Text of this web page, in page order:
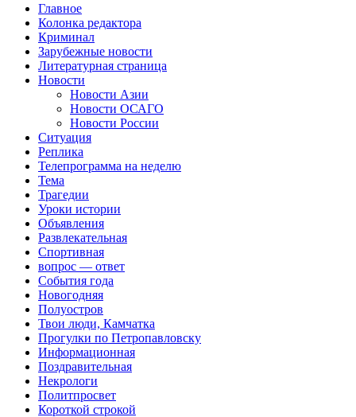
Главное
Колонка редактора
Криминал
Зарубежные новости
Литературная страница
Новости
Новости Азии
Новости ОСАГО
Новости России
Ситуация
Реплика
Телепрограмма на неделю
Тема
Трагедии
Уроки истории
Объявления
Развлекательная
Спортивная
вопрос — ответ
События года
Новогодняя
Полуостров
Твои люди, Камчатка
Прогулки по Петропавловску
Информационная
Поздравительная
Некрологи
Политпросвет
Короткой строкой